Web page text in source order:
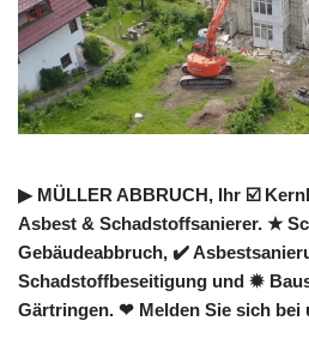
▶︎ MÜLLER ABBRUCH, Ihr ☑️
Asbest & Schadstoffsanierer. ★
Gebäudeabbruch, ✔️
Schadstoffbeseitigung und ✹
Gärtringen. ❤ Melden Sie sich